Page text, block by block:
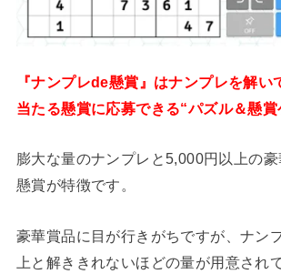
『ナンプレde懸賞』はナンプレを解い
当たる懸賞に応募できる“パズル＆懸賞
膨大な量のナンプレと5,000円以上の
懸賞が特徴です。
豪華賞品に目が行きがちですが、ナン
上と解ききれないほどの量が用意され